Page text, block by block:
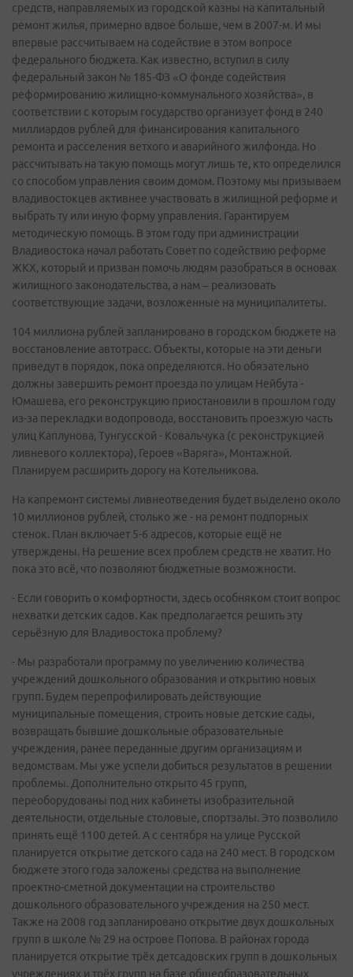
средств, направляемых из городской казны на капитальный
ремонт жилья, примерно вдвое больше, чем в 2007-м. И мы
впервые рассчитываем на содействие в этом вопросе
федерального бюджета. Как известно, вступил в силу
федеральный закон № 185-ФЗ «О фонде содействия
реформированию жилищно-коммунального хозяйства», в
соответствии с которым государство организует фонд в 240
миллиардов рублей для финансирования капитального
ремонта и расселения ветхого и аварийного жилфонда. Но
рассчитывать на такую помощь могут лишь те, кто определился
со способом управления своим домом. Поэтому мы призываем
владивостокцев активнее участвовать в жилищной реформе и
выбрать ту или иную форму управления. Гарантируем
методическую помощь. В этом году при администрации
Владивостока начал работать Совет по содействию реформе
ЖКХ, который и призван помочь людям разобраться в основах
жилищного законодательства, а нам – реализовать
соответствующие задачи, возложенные на муниципалитеты.
104 миллиона рублей запланировано в городском бюджете на
восстановление автотрасс. Объекты, которые на эти деньги
приведут в порядок, пока определяются. Но обязательно
должны завершить ремонт проезда по улицам Нейбута -
Юмашева, его реконструкцию приостановили в прошлом году
из-за перекладки водопровода, восстановить проезжую часть
улиц Каплунова, Тунгусской - Ковальчука (с реконструкцией
ливневого коллектора), Героев «Варяга», Монтажной.
Планируем расширить дорогу на Котельникова.
На капремонт системы ливнеотведения будет выделено около
10 миллионов рублей, столько же - на ремонт подпорных
стенок. План включает 5-6 адресов, которые ещё не
утверждены. На решение всех проблем средств не хватит. Но
пока это всё, что позволяют бюджетные возможности.
- Если говорить о комфортности, здесь особняком стоит вопрос
нехватки детских садов. Как предполагается решить эту
серьёзную для Владивостока проблему?
- Мы разработали программу по увеличению количества
учреждений дошкольного образования и открытию новых
групп. Будем перепрофилировать действующие
муниципальные помещения, строить новые детские сады,
возвращать бывшие дошкольные образовательные
учреждения, ранее переданные другим организациям и
ведомствам. Мы уже успели добиться результатов в решении
проблемы. Дополнительно открыто 45 групп,
переоборудованы под них кабинеты изобразительной
деятельности, отдельные столовые, спортзалы. Это позволило
принять ещё 1100 детей. А с сентября на улице Русской
планируется открытие детского сада на 240 мест. В городском
бюджете этого года заложены средства на выполнение
проектно-сметной документации на строительство
дошкольного образовательного учреждения на 250 мест.
Также на 2008 год запланировано открытие двух дошкольных
групп в школе № 29 на острове Попова. В районах города
планируется открытие трёх детсадовских групп в дошкольных
учреждениях и трёх групп на базе общеобразовательных